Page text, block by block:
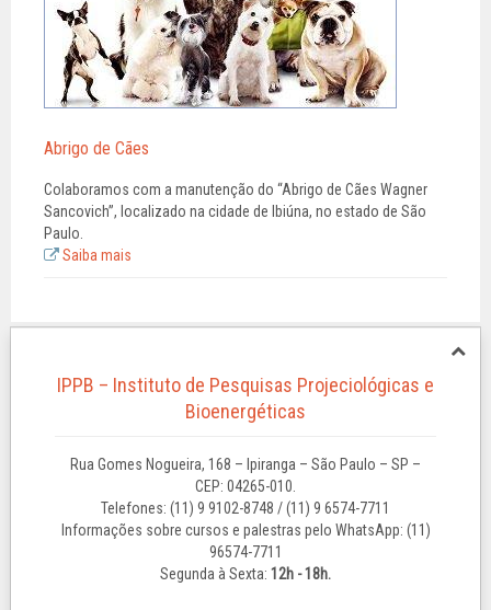
Abrigo de Cães
Colaboramos com a manutenção do “Abrigo de Cães Wagner
Sancovich”, localizado na cidade de Ibiúna, no estado de São
Paulo.
Saiba mais
IPPB – Instituto de Pesquisas Projeciológicas e
Bioenergéticas
Rua Gomes Nogueira, 168 – Ipiranga – São Paulo – SP –
CEP: 04265-010.
Telefones: (11) 9 9102-8748 / (11) 9 6574-7711
Informações sobre cursos e palestras pelo WhatsApp: (11)
96574-7711
Segunda à Sexta: 12h - 18h.